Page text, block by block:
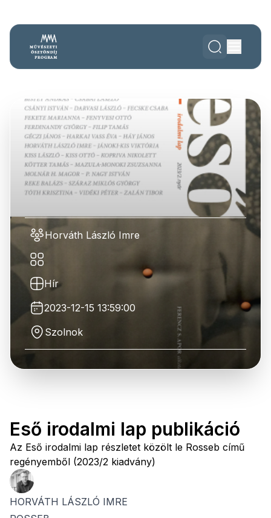
Horváth László Imre
Hír
2023-12-15 13:59:00
Szolnok
Eső irodalmi lap publikáció
Az Eső irodalmi lap részletet közölt le Rosseb című
regényemből (2023/2 kiadvány)
HORVÁTH LÁSZLÓ IMRE